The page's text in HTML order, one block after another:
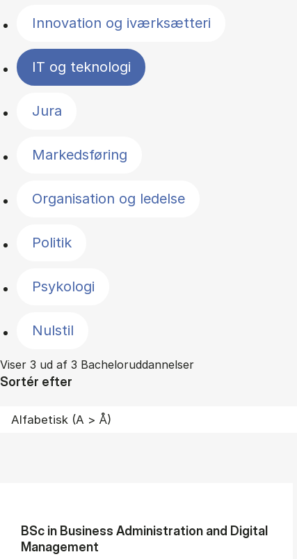
Innovation og iværksætteri
IT og teknologi
Jura
Markedsføring
Organisation og ledelse
Politik
Psykologi
Nulstil
Viser 3 ud af 3 Bacheloruddannelser
Sortér efter
BSc in Busi­ness Ad­min­is­tra­tion and Di­git­al
Man­age­ment